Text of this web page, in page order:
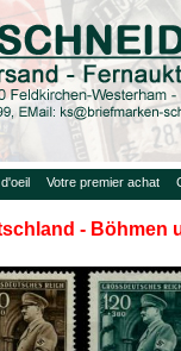
Votre premier achat
- Böhmen